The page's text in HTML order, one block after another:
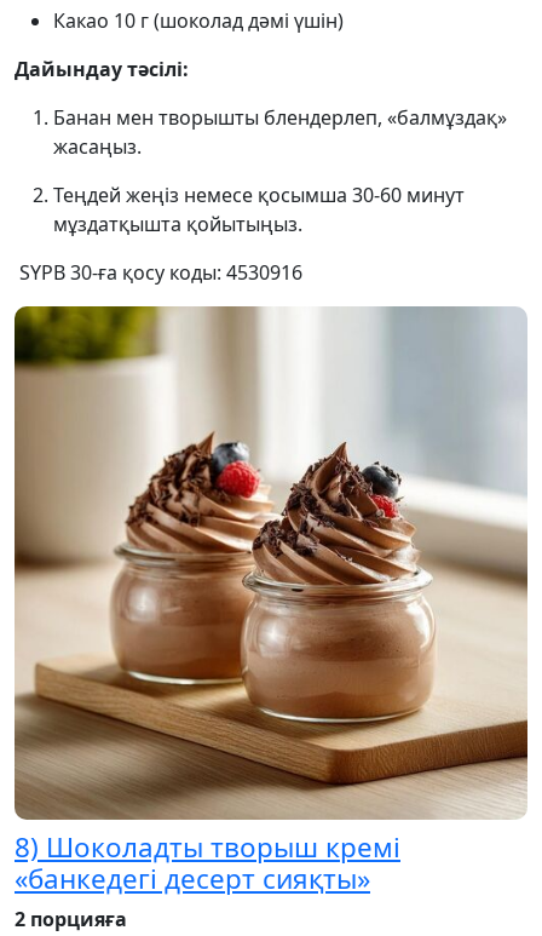
Какао 10 г (шоколад дәмі үшін)
Дайындау тәсілі:
Банан мен творышты блендерлеп, «балмұздақ»
жасаңыз.
Теңдей жеңіз немесе қосымша 30-60 минут
мұздатқышта қойытыңыз.
SYPB 30-ға қосу коды: 4530916
8) Шоколадты творыш кремі
«банкедегі десерт сияқты»
2 порцияға